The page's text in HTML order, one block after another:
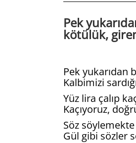
Pek
kötülük,
Pek yukarıdan
Kalbimizi
Yüz lira çalıp
Kaçıyoruz,
Söz
Gül gibi sözler